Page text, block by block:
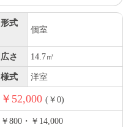
形式
個室
広さ 14.7㎡
様式 洋室
￥52,000 (￥0)
￥800・￥14,000